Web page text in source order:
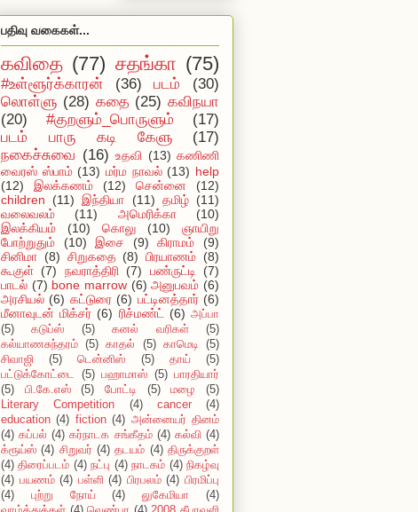
பதிவு வகைகள்...
கவிதை (77) சதங்கா (75)
#உள்ளூர்க்காரன் (36) படம்
(30)
லொள்ளு (28) கதை (25) கவிநயா
(20)
#குறளும்_பொருளும்
(17)
படம் பாரு கடி கேளு
(17)
நகைச்சுவை (16) உதவி (13) கணிணி
வைரஸ் ஸ்பாம் (13) மர்ம நாவல் (13) help
(12)
இலக்கணம் (12) சென்னை
(12)
children
(11) இந்தியா (11) தமிழ் (11)
வலைவலம்
(11) அமெரிக்கா
(10)
இலக்கியம்
(10) கொலு (10)
ஞாயிறு
போற்றுதும்
(10) இசை (9) கிராமம்
(9)
சினிமா (8) சிறுகதை (8) பிரயாணம் (8)
கூகுள் (7) நவராத்திரி (7) பண்ருட்டி
(7)
பாடல் (7) bone marrow (6) அனுபவம் (6)
அரசியல் (6) கட்டுரை (6) பட்டினத்தார் (6)
மீனாவுடன் மிக்சர் (6) ரிச்மண்ட் (6) அப்பா
(5)
கடுப்ஸ் (5) கனல் வரிகள்
(5)
கல்யாணசுந்தரம் (5) காதல் (5) காமெடி
(5)
சிவாஜி
(5) டென்னிஸ் (5) தாய்
(5)
பட்டுக்கோட்டை
(5) பஹாமாஸ் (5) பாரதியார்
(5)
பி.கே.எஸ் (5) போட்டி (5) மழை
(5)
Literary Competition
(4) cancer
(4)
education (4) fiction (4) அன்னையர் தினம்
(4) கப்பல் (4) கர்நாடக சங்கீதம் (4) கல்வி (4)
க்ரூய்ஸ் (4) சிறுவர் (4) தடயம் (4) திருக்குறள்
(4) திரைப்படம் (4) நட்பு (4) நாடகம் (4) நிகழ்வு
(4) பயணம் (4) பள்ளி (4) பிரபலம் (4) பிரமிப்பு
(4)
புற்று நோய் (4) லுகேமியா
(4)